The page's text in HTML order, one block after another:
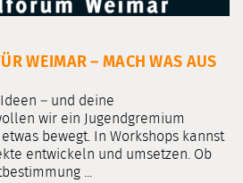
WEIMAR – MACH WAS AUS
– und deine
wir ein Jugendgremium
bewegt. In Workshops kannst
entwickeln und umsetzen. Ob
...